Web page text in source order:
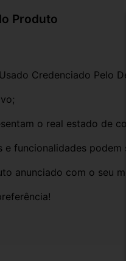
Produto
Credenciado Pelo
o real estado de
e funcionalidades
anunciado com o seu